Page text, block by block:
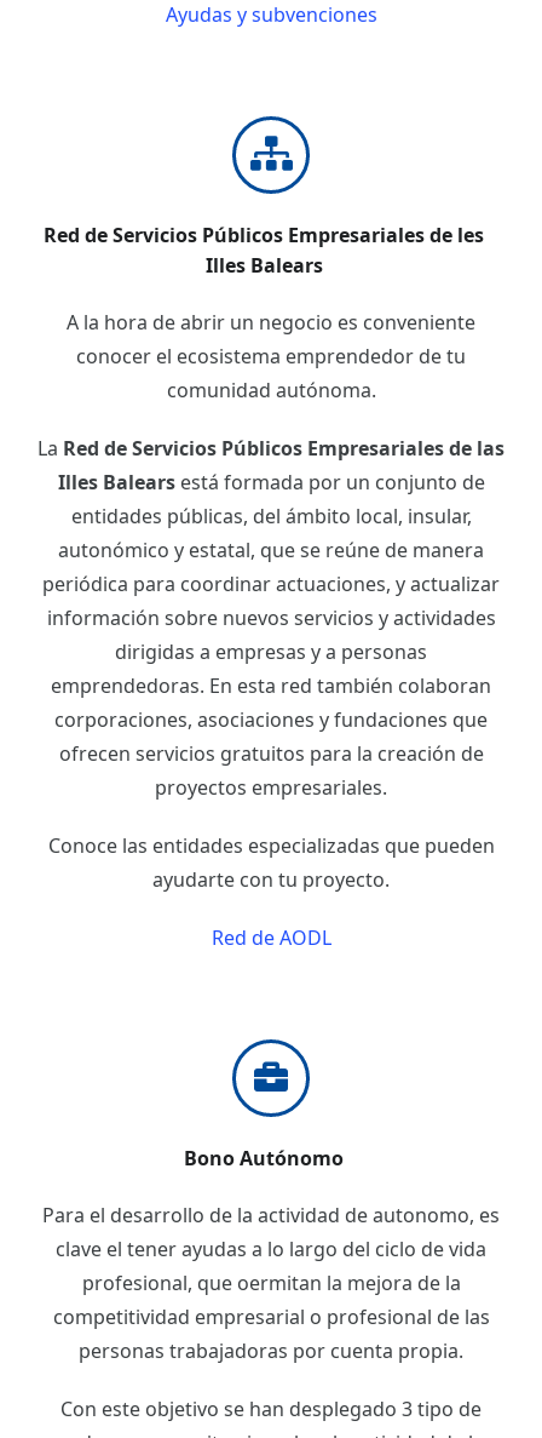
Ayudas y subvenciones
Red de Servicios Públicos Empresariales de les
Illes Balears
A la hora de abrir un negocio es conveniente
conocer el ecosistema emprendedor de tu
comunidad autónoma.
La Red de Servicios Públicos Empresariales de las
Illes Balearsestá formada por un conjunto de
entidades públicas, del ámbito local, insular,
autonómico y estatal, que se reúne de manera
periódica para coordinar actuaciones, y actualizar
información sobre nuevos servicios y actividades
dirigidas a empresas y a personas
emprendedoras. En esta red también colaboran
corporaciones, asociaciones y fundaciones que
ofrecen servicios gratuitos para la creación de
proyectos empresariales.
Conoce las entidades especializadas que pueden
ayudarte con tu proyecto.
Red de AODL
Bono Autónomo
Para el desarrollo de la actividad de autonomo, es
clave el tener ayudas a lo largo del ciclo de vida
profesional, que oermitan la mejora de la
competitividad empresarial o profesional de las
personas trabajadoras por cuenta propia.
Con este objetivo se han desplegado 3 tipo de